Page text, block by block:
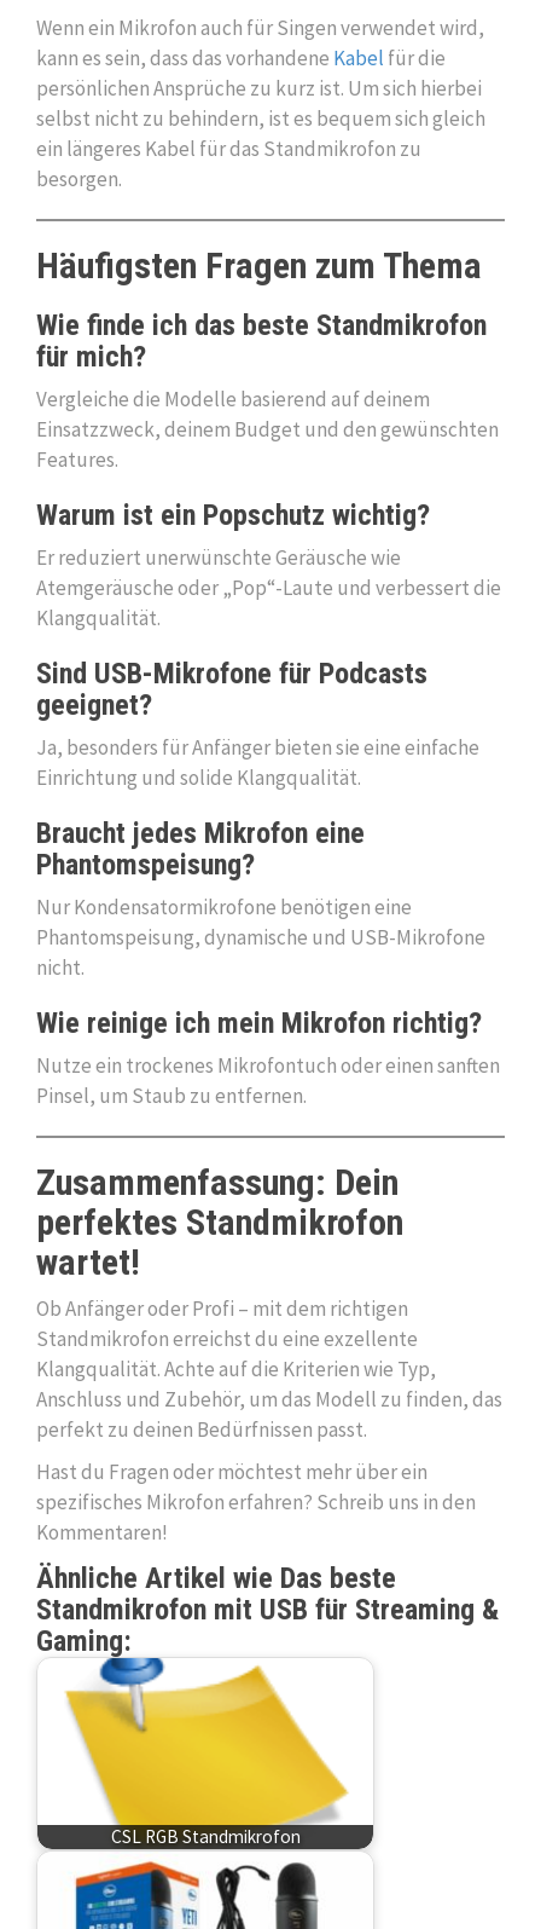
Wenn ein Mikrofon auch für Singen verwendet wird,
kann es sein, dass das vorhandene Kabel für die
persönlichen Ansprüche zu kurz ist. Um sich hierbei
selbst nicht zu behindern, ist es bequem sich gleich
ein längeres Kabel für das Standmikrofon zu
besorgen.
Häufigsten Fragen zum Thema
Wie finde ich das beste Standmikrofon
für mich?
Vergleiche die Modelle basierend auf deinem
Einsatzzweck, deinem Budget und den gewünschten
Features.
Warum ist ein Popschutz wichtig?
Er reduziert unerwünschte Geräusche wie
Atemgeräusche oder „Pop“-Laute und verbessert die
Klangqualität.
Sind USB-Mikrofone für Podcasts
geeignet?
Ja, besonders für Anfänger bieten sie eine einfache
Einrichtung und solide Klangqualität.
Braucht jedes Mikrofon eine
Phantomspeisung?
Nur Kondensatormikrofone benötigen eine
Phantomspeisung, dynamische und USB-Mikrofone
nicht.
Wie reinige ich mein Mikrofon richtig?
Nutze ein trockenes Mikrofontuch oder einen sanften
Pinsel, um Staub zu entfernen.
Zusammenfassung: Dein
perfektes Standmikrofon
wartet!
Ob Anfänger oder Profi – mit dem richtigen
Standmikrofon erreichst du eine exzellente
Klangqualität. Achte auf die Kriterien wie Typ,
Anschluss und Zubehör, um das Modell zu finden, das
perfekt zu deinen Bedürfnissen passt.
Hast du Fragen oder möchtest mehr über ein
spezifisches Mikrofon erfahren? Schreib uns in den
Kommentaren!
Ähnliche Artikel wie Das beste
Standmikrofon mit USB für Streaming &
Gaming:
CSL RGB Standmikrofon